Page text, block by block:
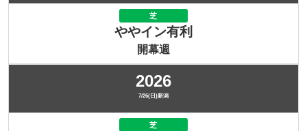
芝
ややイン有利
開幕週
2026
7/26(日)新潟
芝